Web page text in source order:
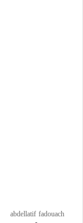
abdellatif fadouach